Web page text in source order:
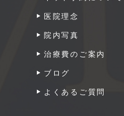
医院理念
院内写真
治療費のご案内
ブログ
よくあるご質問